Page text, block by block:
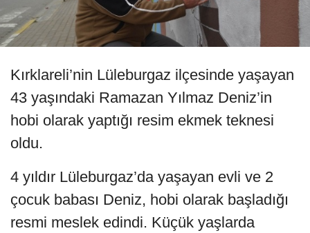
Kırklareli’nin Lüleburgaz ilçesinde yaşayan
43 yaşındaki Ramazan Yılmaz Deniz’in
hobi olarak yaptığı resim ekmek teknesi
oldu.
4 yıldır Lüleburgaz’da yaşayan evli ve 2
çocuk babası Deniz, hobi olarak başladığı
resmi meslek edindi. Küçük yaşlarda